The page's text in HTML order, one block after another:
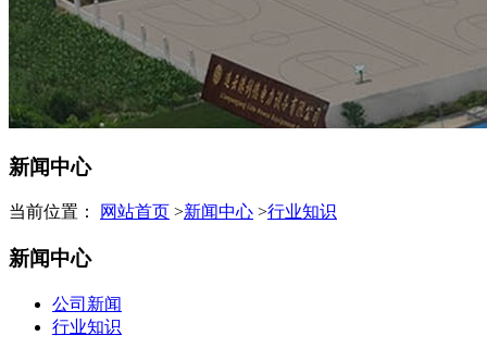
新闻中心
当前位置： 网站首页 >新闻中心 >行业知识
新闻中心
公司新闻
行业知识